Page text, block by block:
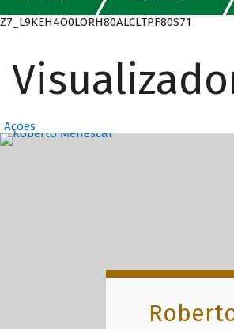
Z7_L9KEH4O0LORH80ALCLTPF80S71
Ações